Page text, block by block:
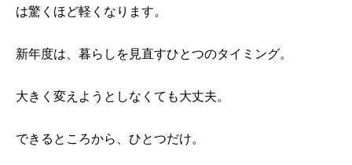
は驚くほど軽くなります。
新年度は、暮らしを見直すひとつのタイミング。
大きく変えようとしなくても大丈夫。
できるところから、ひとつだけ。